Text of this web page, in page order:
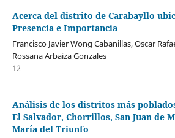
Acerca del distrito de Carabayllo
Presencia e Importancia
Francisco Javier Wong Cabanillas, Oscar
Rossana Arbaiza Gonzales
12
Análisis de los distritos más
El Salvador, Chorrillos, San Juan de
María del Triunfo